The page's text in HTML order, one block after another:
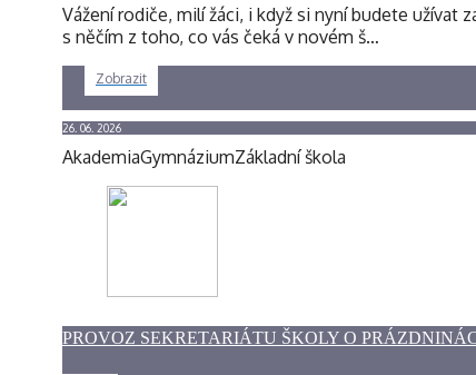
Vážení rodiče, milí žáci, i když si nyní budete
s něčím z toho, co vás čeká v novém š…
Zobrazit
26. 06. 2026
AkademiaGymnáziumZákladní škola
PROVOZ SEKRETARIÁTU ŠKOLY O